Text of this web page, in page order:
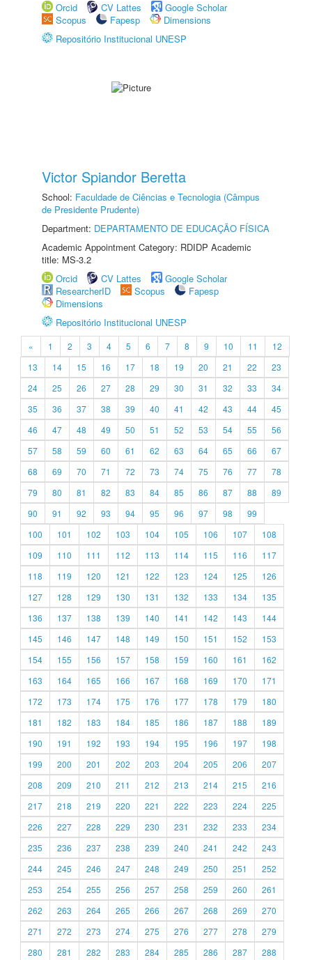
Orcid
CV Lattes
Google Scholar
Scopus
Fapesp
Dimensions
Repositório Institucional UNESP
Victor Spiandor Beretta
School: Faculdade de Ciências e Tecnologia (Câmpus
de Presidente Prudente)
Department: DEPARTAMENTO DE EDUCAÇÃO FÍSICA
Academic Appointment Category: RDIDP Academic
title: MS-3.2
Orcid
CV Lattes
Google Scholar
ResearcherID
Scopus
Fapesp
Dimensions
Repositório Institucional UNESP
« 1 2 3 4 5 6 7 8 9 10 11
12
13
14 15 16 17 18 19 20 21 22
23
24
25 26 27 28 29 30 31 32 33
34
35
36 37 38 39 40 41 42 43 44
45
46
47 48 49 50 51 52 53 54 55
56
57
58 59 60 61 62 63 64 65 66
67
68
69 70 71 72 73 74 75 76 77
78
79
80 81 82 83 84 85 86 87 88
89
90
91 92 93 94 95 96 97 98
99
100
101 102 103 104 105 106 107
108
109
110 111 112 113 114 115 116
117
118
119 120 121 122 123 124 125
126
127
128 129 130 131 132 133 134
135
136
137 138 139 140 141 142 143
144
145
146 147 148 149 150 151 152
153
154
155 156 157 158 159 160 161
162
163
164 165 166 167 168 169 170
171
172
173 174 175 176 177 178 179
180
181
182 183 184 185 186 187 188
189
190
191 192 193 194 195 196 197
198
199
200 201 202 203 204 205 206
207
208
209 210 211 212 213 214 215
216
217
218 219 220 221 222 223 224
225
226
227 228 229 230 231 232 233
234
235
236 237 238 239 240 241 242
243
244
245 246 247 248 249 250 251
252
253
254 255 256 257 258 259 260
261
262
263 264 265 266 267 268 269
270
271
272 273 274 275 276 277 278
279
280
281 282 283 284 285 286 287 288